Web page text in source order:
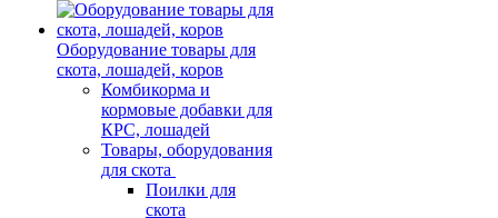
Оборудование товары для
скота, лошадей, коров
Комбикорма и
кормовые добавки для
КРС, лошадей
Товары, оборудования
для скота
Поилки для
скота